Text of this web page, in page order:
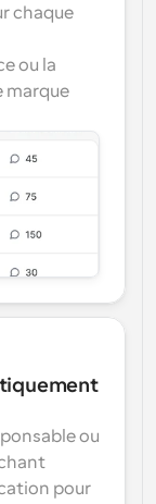
chaque
ou la
marque
ou
pour